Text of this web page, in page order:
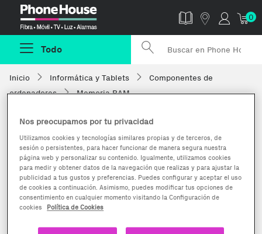
0
Todo
Inicio Informática y Tablets
Componentes de
ordenadores
Memoria RAM
Nos preocupamos por tu privacidad
Utilizamos cookies y tecnologías similares propias y de terceros, de
sesión o persistentes, para hacer funcionar de manera segura nuestra
página web y personalizar su contenido. Igualmente, utilizamos cookies
para medir y obtener datos de la navegación que realizas y para ajustar la
publicidad a tus gustos y preferencias. Puedes configurar y aceptar el uso
de cookies a continuación. Asimismo, puedes modificar tus opciones de
consentimiento en cualquier momento visitando la Configuración de
cookies
Política de Cookies